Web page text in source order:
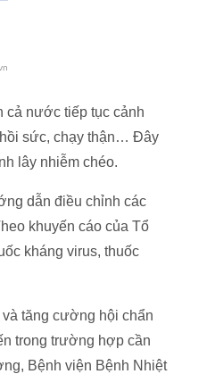
cả nước tiếp tục cảnh
hồi sức, chạy thận… Đây
lây nhiễm chéo.
dẫn điều chỉnh các
khuyến cáo của Tổ
kháng virus, thuốc
tăng cường hội chẩn
trong trường hợp cần
Bệnh viện Bệnh Nhiệt